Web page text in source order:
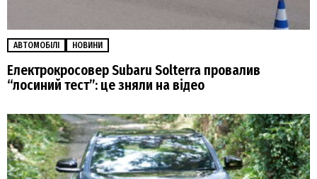
АВТОМОБІЛІ НОВИНИ
Електрокросовер Subaru Solterra провалив
“лосиний тест”: це зняли на відео